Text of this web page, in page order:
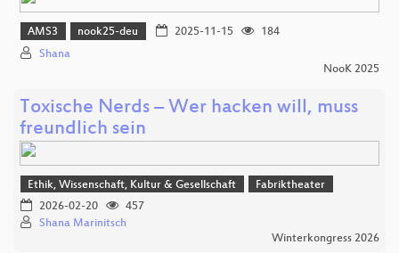
AMS3 nook25-deu 2025-11-15
184
Shana
NooK 2025
Toxische Nerds – Wer hacken will, muss
freundlich sein
Ethik, Wissenschaft, Kultur & Gesellschaft
Fabriktheater
2026-02-20
457
Shana Marinitsch
Winterkongress 2026